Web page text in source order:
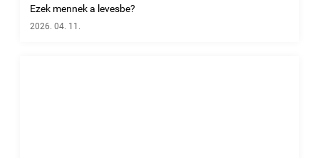
Ezek mennek a levesbe?
2026. 04. 11.